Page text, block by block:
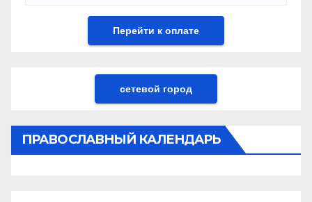
сетевой город
ПРАВОСЛАВНЫЙ КАЛЕНДАРЬ